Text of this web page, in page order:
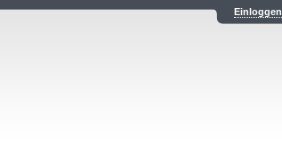
Einloggen